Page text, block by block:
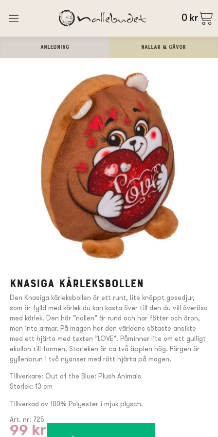
0 kr
ANLEDNING Nallar & Gåvor
Knasiga kärleksbollen
Den Knasiga kärleksbollen är ett runt, lite knäppt gosedjur,
som är fylld med kärlek du kan kasta över till den du vill överösa
med kärlek. Den här ”nallen” är rund och har fötter och öron,
men inte armar. På magen har den världens sötaste ansikte
med ett hjärta med texten ”LOVE”. Påminner lite om ett gulligt
ekollon till formen. Storleken är ca två äpplen hög. Färgen är
gyllenbrun i två nyanser med rött hjärta på magen.
Tillverkare: Out of the Blue: Plush Animals
Storlek: 13 cm
Tillverkad av 100% Polyester i mjuk plysch.
Art. nr: 725
99 kr